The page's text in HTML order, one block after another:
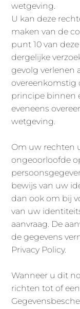
wetgeving.
U kan deze
maken van de
punt 10 van
dergelijke
gevolg verlenen
overeenkomstig
principe binnen
eveneens
wetgeving.
Om uw rechten
ongeoorloofde
bewijs van uw
dan ook om bij
van uw
aanvraag. De
de gegevens
Privacy Policy.
Wanneer u dit
richten tot of